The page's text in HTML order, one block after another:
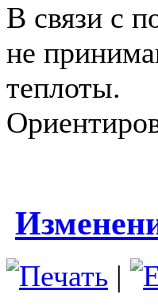
В связи с
не
теплоты.
|